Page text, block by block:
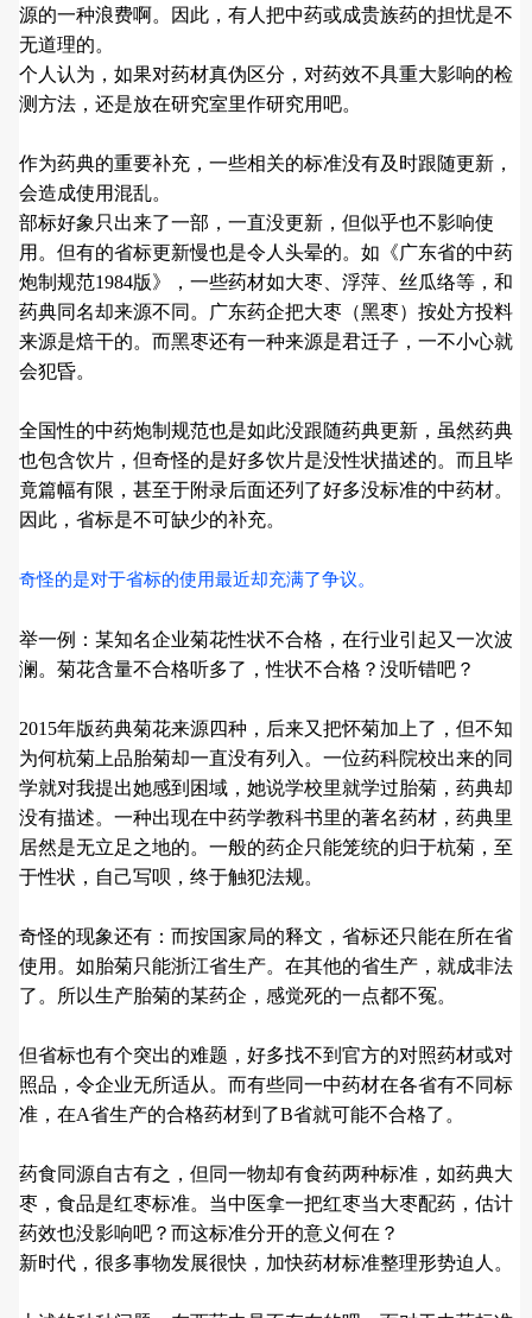
源的一种浪费啊。因此，有人把中药或成贵族药的担忧是不
无道理的。
个人认为，如果对药材真伪区分，对药效不具重大影响的检
测方法，还是放在研究室里作研究用吧。
作为药典的重要补充，一些相关的标准没有及时跟随更新，
会造成使用混乱。
部标好象只出来了一部，一直没更新，但似乎也不影响使
用。但有的省标更新慢也是令人头晕的。如《广东省的中药
炮制规范1984版》，一些药材如大枣、浮萍、丝瓜络等，和
药典同名却来源不同。广东药企把大枣（黑枣）按处方投料
来源是焙干的。而黑枣还有一种来源是君迁子，一不小心就
会犯昏。
全国性的中药炮制规范也是如此没跟随药典更新，虽然药典
也包含饮片，但奇怪的是好多饮片是没性状描述的。而且毕
竟篇幅有限，甚至于附录后面还列了好多没标准的中药材。
因此，省标是不可缺少的补充。
奇怪的是对于省标的使用最近却充满了争议。
举一例：某知名企业菊花性状不合格，在行业引起又一次波
澜。菊花含量不合格听多了，性状不合格？没听错吧？
2015年版药典菊花来源四种，后来又把怀菊加上了，但不知
为何杭菊上品胎菊却一直没有列入。一位药科院校出来的同
学就对我提出她感到困域，她说学校里就学过胎菊，药典却
没有描述。一种出现在中药学教科书里的著名药材，药典里
居然是无立足之地的。一般的药企只能笼统的归于杭菊，至
于性状，自己写呗，终于触犯法规。
奇怪的现象还有：而按国家局的释文，省标还只能在所在省
使用。如胎菊只能浙江省生产。在其他的省生产，就成非法
了。所以生产胎菊的某药企，感觉死的一点都不冤。
但省标也有个突出的难题，好多找不到官方的对照药材或对
照品，令企业无所适从。而有些同一中药材在各省有不同标
准，在A省生产的合格药材到了B省就可能不合格了。
药食同源自古有之，但同一物却有食药两种标准，如药典大
枣，食品是红枣标准。当中医拿一把红枣当大枣配药，估计
药效也没影响吧？而这标准分开的意义何在？
新时代，很多事物发展很快，加快药材标准整理形势迫人。